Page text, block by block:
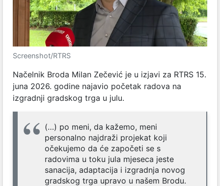
Screenshot/RTRS
Načelnik Broda Milan Zečević je u izjavi za RTRS 15.
juna 2026. godine najavio početak radova na
izgradnji gradskog trga u julu.
(…) po meni, da kažemo, meni
personalno najdraži projekat koji
očekujemo da će započeti se s
radovima u toku jula mjeseca jeste
sanacija, adaptacija i izgradnja novog
gradskog trga upravo u našem Brodu.